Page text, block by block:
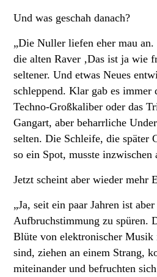
Und was geschah danach?
„Die Nuller liefen eher mau
die alten Raver ‚Das ist ja wie
seltener. Und etwas Neues
schleppend. Klar gab es
Techno-Großkaliber oder das
Gangart, aber beharrliche
selten. Die Schleife, die später
so ein Spot, musste inzwischen
Jetzt scheint aber wieder mehr
„Ja, seit ein paar Jahren ist
Aufbruchstimmung zu spüren.
Blüte von elektronischer Musik
sind, ziehen an einem Strang,
miteinander und befruchten